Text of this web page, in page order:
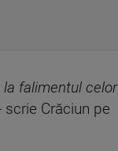
la falimentul celor
scrie Crăciun pe